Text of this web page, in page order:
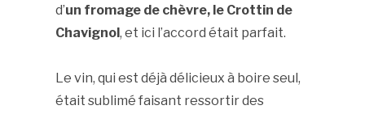
d’un fromage de chèvre, le Crottin de
Chavignol, et ici l’accord était parfait.
Le vin, qui est déjà délicieux à boire seul,
était sublimé faisant ressortir des